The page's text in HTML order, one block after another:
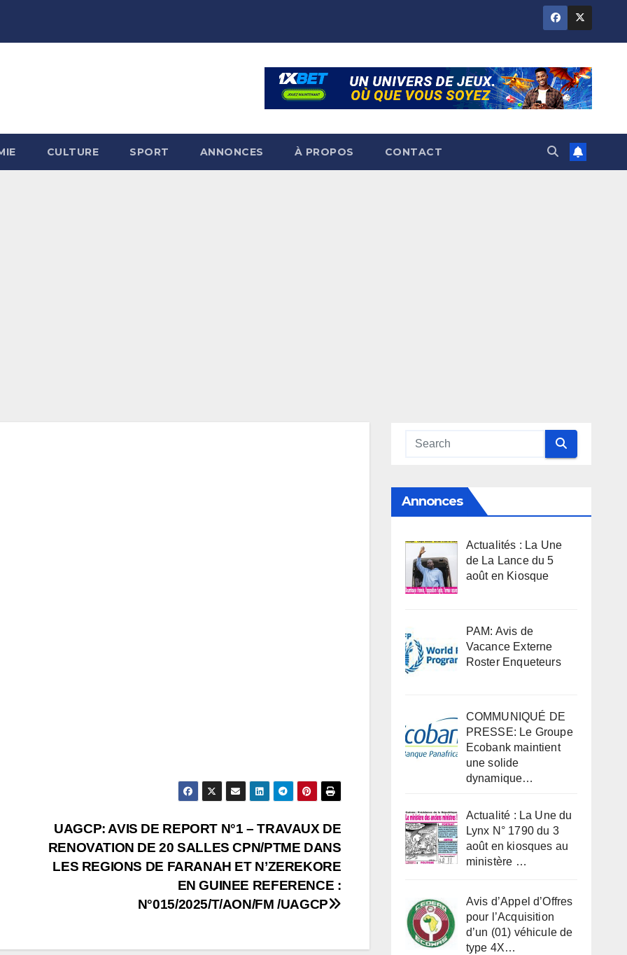
CULTURE SPORT ANNONCES À PROPOS CONTACT
UAGCP: AVIS DE REPORT N°1 – TRAVAUX DE
RENOVATION DE 20 SALLES CPN/PTME DANS
LES REGIONS DE FARANAH ET N’ZEREKORE
EN GUINEE REFERENCE :
N°015/2025/T/AON/FM /UAGCP
Annonces
Actualités : La Une
de La Lance du 5
août en Kiosque
PAM: Avis de
Vacance Externe
Roster Enqueteurs
COMMUNIQUÉ DE
PRESSE: Le Groupe
Ecobank maintient
une solide
dynamique…
Actualité : La Une du
Lynx N° 1790 du 3
août en kiosques au
ministère …
Avis d’Appel d’Offres
pour l’Acquisition
d’un (01) véhicule de
type 4X…